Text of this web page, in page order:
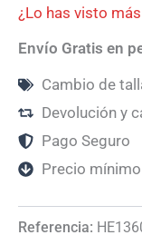
¿Lo has visto
Envío Gratis en
Cambio de
Devolución y
Pago Seguro
Precio
Referencia: